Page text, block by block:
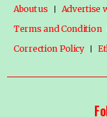
About us Advertise
Terms and Condition
Correction Policy